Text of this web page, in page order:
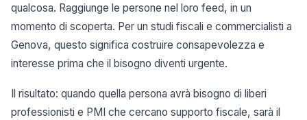
qualcosa. Raggiunge le persone nel loro feed, in un
momento di scoperta. Per un studi fiscali e commercialisti a
Genova, questo significa costruire consapevolezza e
interesse prima che il bisogno diventi urgente.
Il risultato: quando quella persona avrà bisogno di liberi
professionisti e PMI che cercano supporto fiscale, sarà il